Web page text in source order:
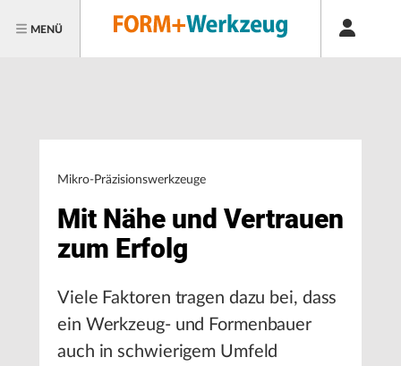
MENÜ
Mikro-Präzisionswerkzeuge
Mit Nähe und Vertrauen
zum Erfolg
Viele Faktoren tragen dazu bei, dass
ein Werkzeug- und Formenbauer
auch in schwierigem Umfeld